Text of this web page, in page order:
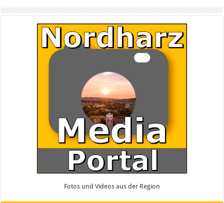
Fotos und Videos aus der Region